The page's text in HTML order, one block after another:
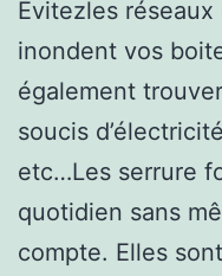
Évitezles
inondent vos
également
soucis
etc…Les serrure
quotidien sans
compte. Elles